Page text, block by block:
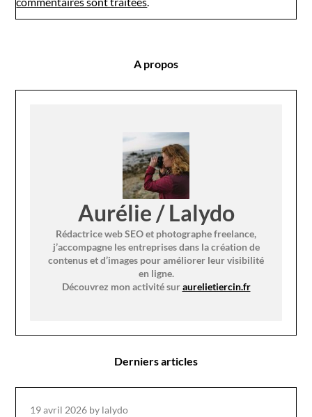
A propos
Aurélie / Lalydo
Rédactrice web SEO et photographe freelance,
j’accompagne les entreprises dans la création de
contenus et d’images pour améliorer leur visibilité
en ligne.
Découvrez mon activité suraurelietiercin.fr
Derniers articles
19 avril 2026 by lalydo